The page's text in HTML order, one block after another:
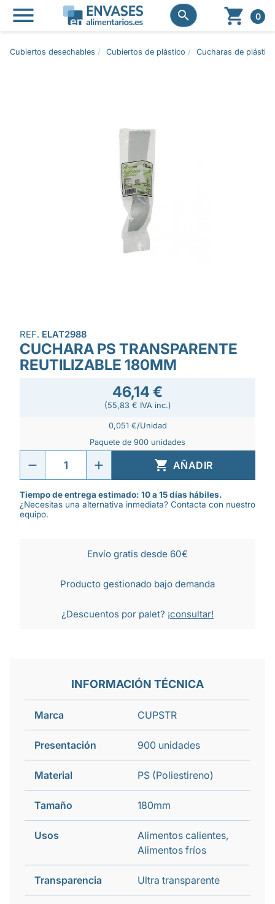
 
  0
Cubiertos desechables Cubiertos de plástico Cucharas de plástico
REF. ELAT2988
CUCHARA PS TRANSPARENTE
REUTILIZABLE 180MM
46,14 €
(55,83 € IVA inc.)
0,051 €/Unidad
Paquete de 900 unidades
 AÑADIR
Tiempo de entrega estimado: 10 a 15 días hábiles.
¿Necesitas una alternativa inmediata? Contacta con nuestro
equipo.
Envío gratis desde 60€
Producto gestionado bajo demanda
¿Descuentos por palet? ¡consultar!
INFORMACIÓN TÉCNICA
Marca CUPSTR
Presentación 900 unidades
Material PS (Poliestireno)
Tamaño 180mm
Usos
Alimentos calientes,
Alimentos fríos
Transparencia Ultra transparente